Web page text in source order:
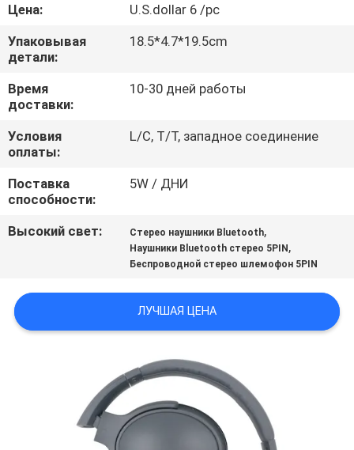
СВЯЖИТЕСЬ
МЫ
СПРОСИТЕ
ЦИТАТУ
КАРТА
POLICY
Цена:
U.S.dollar 6 /pc
Упаковывая
детали:
18.5*4.7*19.5cm
Время
доставки:
10-30 дней работы
Условия
оплаты:
L/C, T/T, западное соединение
Поставка
способности:
5W / ДНИ
Высокий свет: Стерео наушники Bluetooth,
Наушники Bluetooth стерео 5PIN ,
Беспроводной стерео шлемофон 5PIN
ЛУЧШАЯ ЦЕНА